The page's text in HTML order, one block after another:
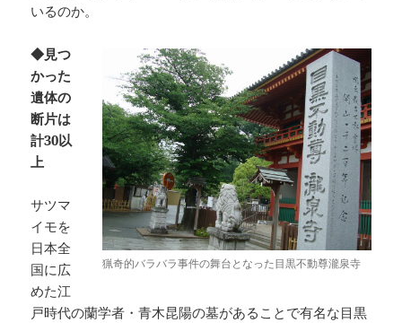
いるのか。
猟奇的バラバラ事件の舞台となった目黒不動尊瀧泉寺
◆見つ
かった
遺体の
断片は
計30以
上
サツマ
イモを
日本全
国に広
めた江
戸時代の蘭学者・青木昆陽の墓があることで有名な目黒